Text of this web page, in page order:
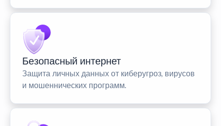
Безопасный интернет
Защита личных данных от киберугроз, вирусов
и мошеннических программ.